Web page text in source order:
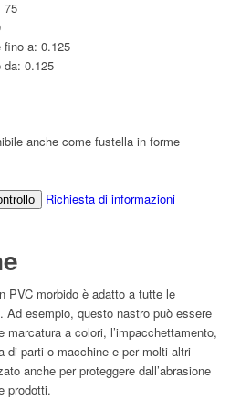
75
fino a: 0.125
da: 0.125
anche come fustella in forme
Richiesta di informazioni
morbido è adatto a tutte le
Ad esempio, questo nastro può essere
a colori, l’impacchettamento,
di parti o macchine e per molti altri
anche per proteggere dall’abrasione
prodotti.